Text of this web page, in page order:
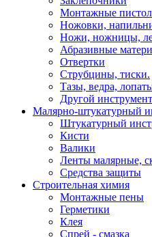
Монтажные
Ножовки,
Ножи, ножницы,
Абразивные
Отвертки
Cтрубцины, тиски.
Тазы, ведра,
Другой инструмент
Малярно-штукатурный
Штукатурный
Кисти
Валики
Ленты малярные,
Средства защиты
Строительная химия
Монтажные пены
Герметики
Клея
Спрей - смазка